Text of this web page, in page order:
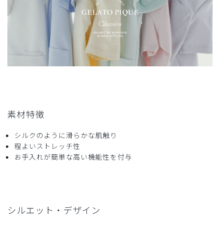
購入確認済み
2025-11-02
50代 身長: 161-165cm 56-60kg
良い感じです
思っていた通りの優しい色合いで、柔らかい肌触りの生地の
Ｌサイズは、私には少し大きめでしたが、動きやすさやイン
ナーを着る事を考えると良かったと思います。
商品： 671ジェラート ピケ&クラシコ:パイピングスクラ
素材特徴
シルクのように滑らかな肌触り
程よいストレッチ性
お手入れが簡単な高い機能性を付与
シルエット・デザイン